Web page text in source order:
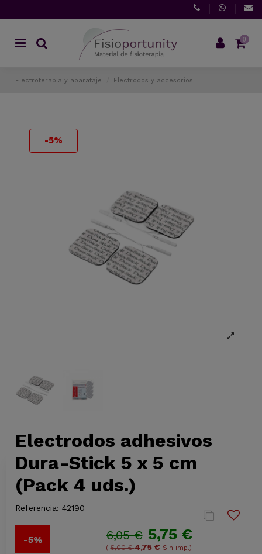
0
Electroterapia y aparataje Electrodos y accesorios
-5%
Electrodos adhesivos
Dura-Stick 5 x 5 cm
(Pack 4 uds.)
Referencia: 42190
-5% 6,05 € 5,75 €
(5,00 €4,75 € Sin imp.)